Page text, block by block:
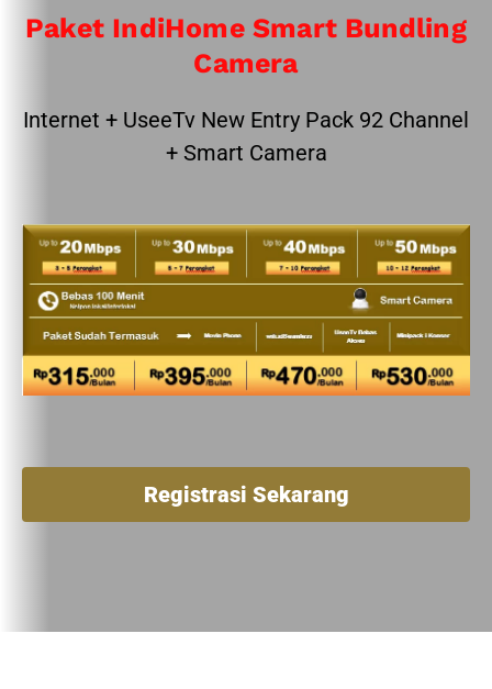
Paket IndiHome Smart Bundling
Camera
Internet + UseeTv New Entry Pack 92 Channel
+ Smart Camera
Registrasi Sekarang